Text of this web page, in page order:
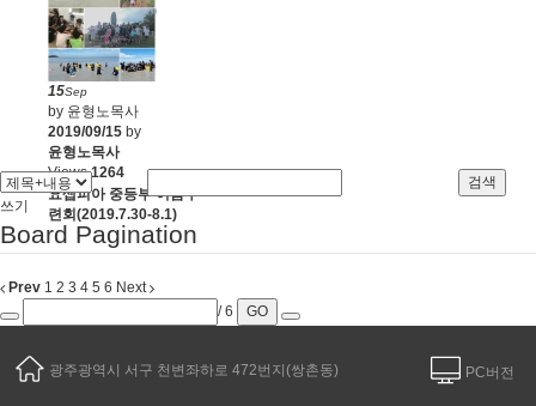
련회(2019.8.1-3)
15Sep
by 윤형노목사
2019/09/15 by
윤형노목사
Views1264
요셉피아 중등부 여름수
련회(2019.7.30-8.1)
검색
쓰기
Board Pagination
Prev 1 2 3 4 5 6 Next
/ 6
GO
광주광역시 서구 천변좌하로 472번지(쌍촌동) PC버전